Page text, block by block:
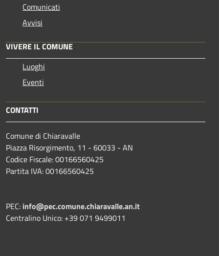
Comunicati
Avvisi
VIVERE IL COMUNE
Luoghi
Eventi
CONTATTI
Comune di Chiaravalle
Piazza Risorgimento, 11 - 60033 - AN
Codice Fiscale: 00166560425
Partita IVA: 00166560425
PEC: info@pec.comune.chiaravalle.an.it
Centralino Unico: +39 071 9499011